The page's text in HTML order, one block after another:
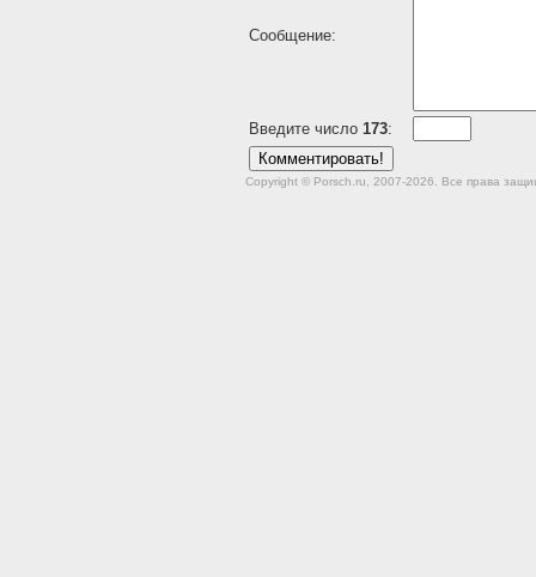
Сообщение:
Введите число 173:
Copyright © Porsch.ru, 2007-2026. Все права